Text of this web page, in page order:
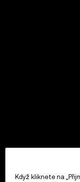
Když kliknete na